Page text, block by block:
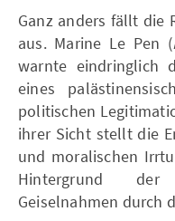
Ganz anders fällt die
aus. Marine Le Pen (
warnte eindringlich
eines
politischen
ihrer Sicht stellt die
und moralischen
Hintergrund der
Geiselnahmen durch